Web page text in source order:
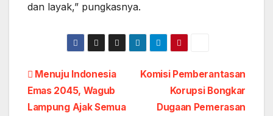
dan layak,” pungkasnya.
Post
navigation
Komisi Pemberantasan
Korupsi Bongkar
Dugaan Pemerasan
Menuju Indonesia
Emas 2045, Wagub
Lampung Ajak Semua